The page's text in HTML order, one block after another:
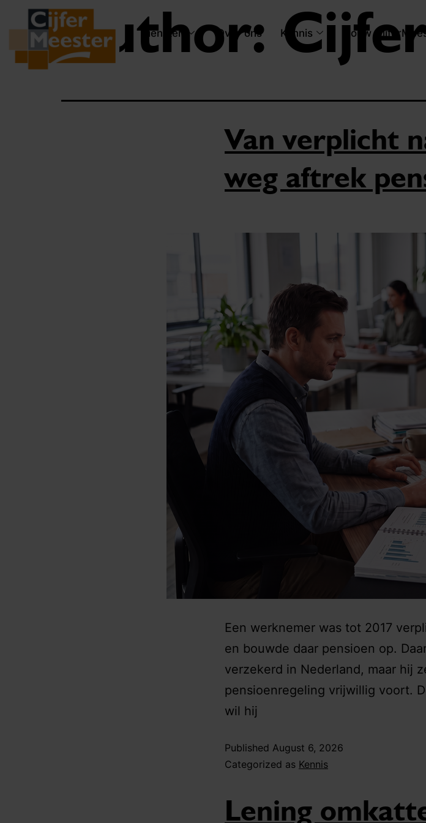
Diensten Over ons Kennis Jouw
Author:
Van verplicht
weg aftrek
Een werknemer was tot 2017
en bouwde daar pensioen op.
verzekerd in Nederland, maar hij
pensioenregeling vrijwillig voort.
wil hij
Published August 6, 2026
Categorized as Kennis
Lening